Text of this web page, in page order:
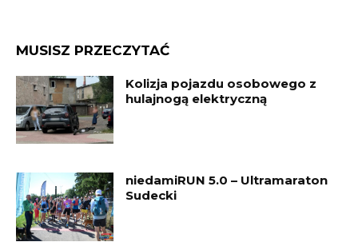
MUSISZ PRZECZYTAĆ
Kolizja pojazdu osobowego z
hulajnogą elektryczną
niedamiRUN 5.0 – Ultramaraton
Sudecki